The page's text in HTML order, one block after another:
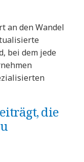
an den Wandel
bei dem jede
die